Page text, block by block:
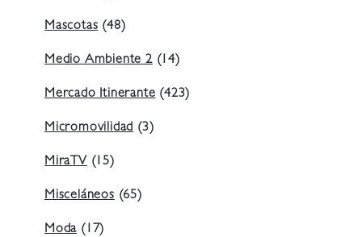
Mascotas (48)
Medio Ambiente 2(14)
Mercado Itinerante (423)
Micromovilidad (3)
MiraTV (15)
Misceláneos (65)
Moda (17)